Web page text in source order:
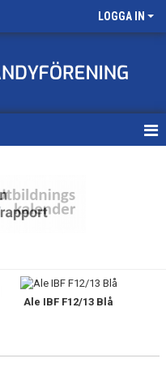
LOGGA IN
Ale IBF F12/13 Blå